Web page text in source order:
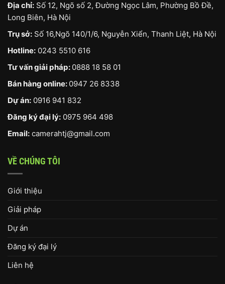
Địa chỉ: Số 12, Ngõ số 2, Đường Ngọc Lâm, Phường Bồ Đề,
Long Biên, Hà Nội
Trụ sở: Số 16,Ngõ 140/1/6, Nguyễn Xiển, Thanh Liệt, Hà Nội
Hotline: 0243 5510 616
Tư vấn giải pháp: 0888 18 58 01
Bán hàng online: 0947 26 8338
Dự án: 0916 941 832
Đăng ký đại lý: 0975 964 498
Email: camerahtj@gmail.com
VỀ CHÚNG TÔI
Giới thiệu
Giải pháp
Dự án
Đăng ký đại lý
Liên hệ